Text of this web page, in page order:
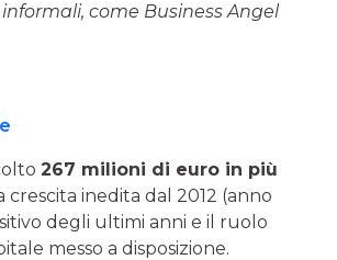
come Business Angel
267 milioni di euro in più
inedita dal 2012 (anno
degli ultimi anni e il ruolo
messo a disposizione.